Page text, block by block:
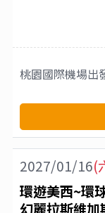
桃園國際機場出
2027/01/16(
環遊美西~環
幻麗拉斯維